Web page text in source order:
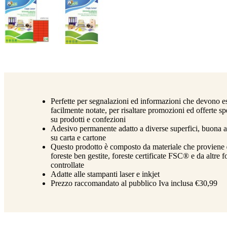
Perfette per segnalazioni ed informazioni che devono
facilmente notate, per risaltare promozioni ed offerte
su prodotti e confezioni
Adesivo permanente adatto a diverse superfici, buona
su carta e cartone
Questo prodotto è composto da materiale che proviene
foreste ben gestite, foreste certificate FSC® e da altre
controllate
Adatte alle stampanti laser e inkjet
Prezzo raccomandato al pubblico Iva inclusa €30,99